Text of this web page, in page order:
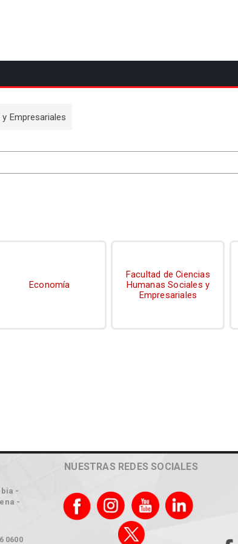
Empresariales
Economía
Facultad de Ciencias
Humanas Sociales y
Empresariales
-
-
0600
NUESTRAS REDES SOCIALES